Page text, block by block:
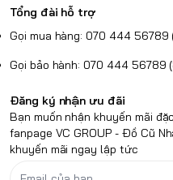
Tổng đài hỗ trợ
Gọi mua hàng: 070 444 56789
Gọi bảo hành: 070 444 56789
Đăng ký nhận ưu đãi
Bạn muốn nhận khuyến mãi
fanpage VC GROUP - Đồ Cũ
khuyến mãi ngay lập tức